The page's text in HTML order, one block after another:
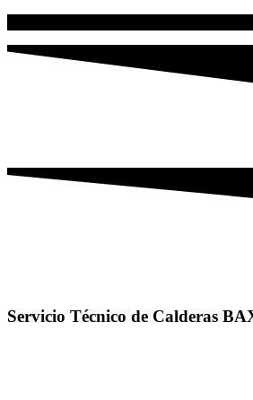
Servicio Técnico de Calderas